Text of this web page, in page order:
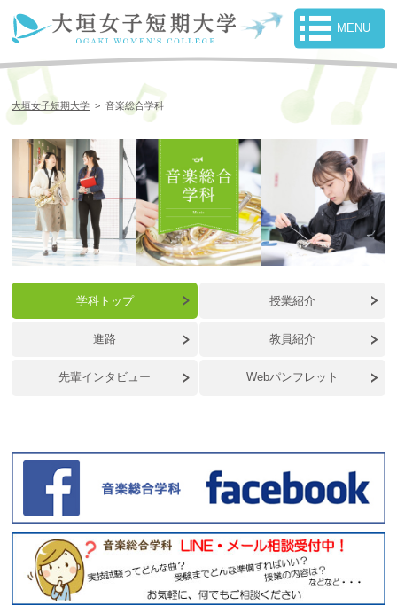
大垣女子短期大学 >音楽総合学科
学科トップ 授業紹介
進路 教員紹介
先輩インタビュー Webパンフレット